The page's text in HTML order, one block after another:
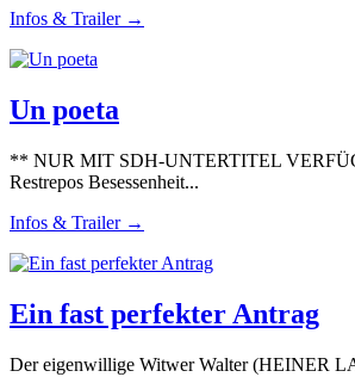
Infos & Trailer →
Un poeta
** NUR MIT SDH-UNTERTITEL
Restrepos Besessenheit...
Infos & Trailer →
Ein fast perfekter Antrag
Der eigenwillige Witwer Walter (HEINER